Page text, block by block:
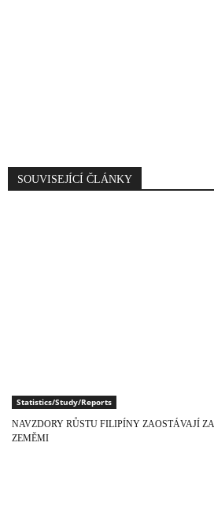
SOUVISEJÍCÍ ČLÁNKY
Statistics/Study/Reports
NAVZDORY RŮSTU FILIPÍNY ZAOSTÁVAJÍ
ZEMĚMI